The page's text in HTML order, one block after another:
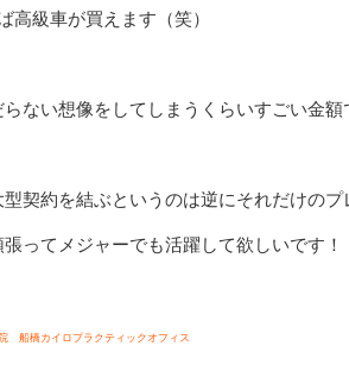
高級車が買えます（笑）
らない想像をしてしまうくらいすごい金額
型契約を結ぶというのは逆にそれだけの
ってメジャーでも活躍して欲しいです！
船橋カイロプラクティックオフィス